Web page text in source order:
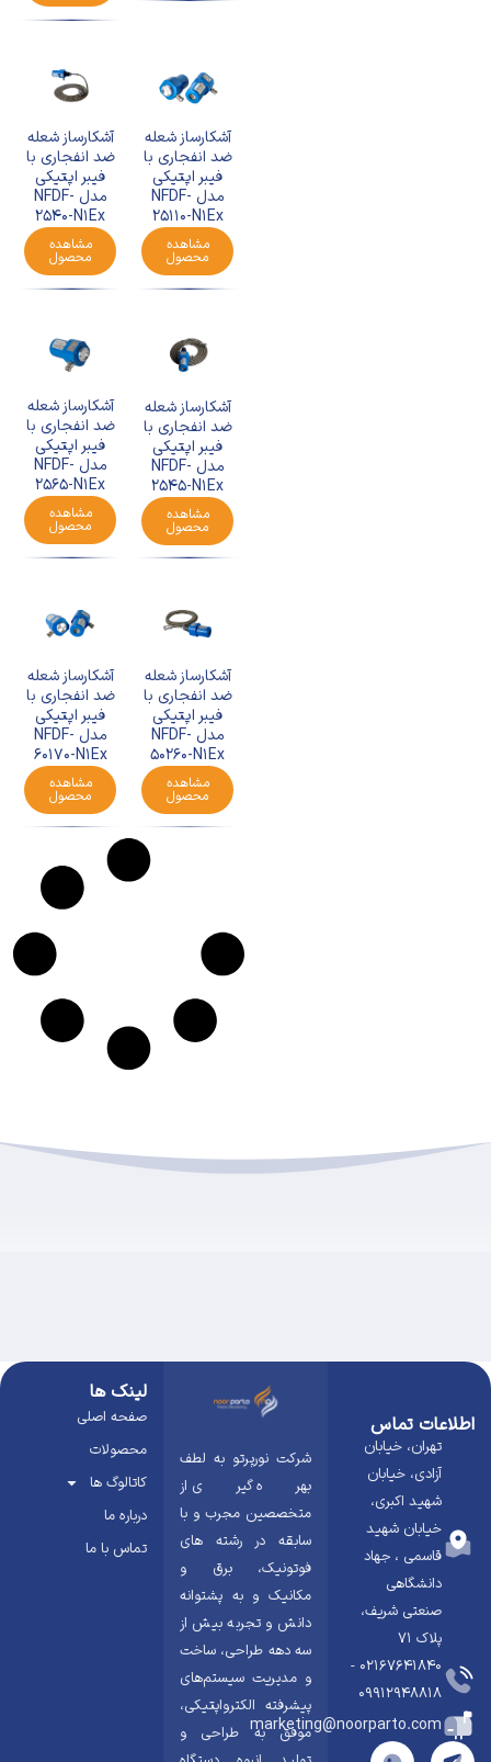
آشکارساز شعله
ضد انفجاری با
فیبر اپتیکی
مدل NFDF-
25110-N1Ex
مشاهده
محصول
آشکارساز شعله
ضد انفجاری با
فیبر اپتیکی
مدل NFDF-
2540-N1Ex
مشاهده
محصول
آشکارساز شعله
ضد انفجاری با
فیبر اپتیکی
مدل NFDF-
2545-N1Ex
مشاهده
محصول
آشکارساز شعله
ضد انفجاری با
فیبر اپتیکی
مدل NFDF-
2565-N1Ex
مشاهده
محصول
آشکارساز شعله
ضد انفجاری با
فیبر اپتیکی
مدل NFDF-
50260-N1Ex
مشاهده
محصول
آشکارساز شعله
ضد انفجاری با
فیبر اپتیکی
مدل NFDF-
60170-N1Ex
مشاهده
محصول
اطلاعات تماس
تهران، خیابان
آزادی، خیابان
شهید اکبری،
خیابان شهید
قاسمی ، جهاد
دانشگاهی
صنعتی شریف،
پلاک ۷۱
02167641840 -
09912948818
marketing@noorparto.com
شرکت نورپرتو به لطف
بهره گیری از
متخصصین مجرب و با
سابقه در رشته های
فوتونیک، برق و
مکانیک و به پشتوانه
دانش و تجربه بیش از
سه دهه طراحی، ساخت
و مدیریت سیستم‌های
پیشرفته الکترواپتیکی،
موفق به طراحی و
لینک ها
صفحه اصلی
محصولات
کاتالوگ ها
درباره ما
تماس با ما